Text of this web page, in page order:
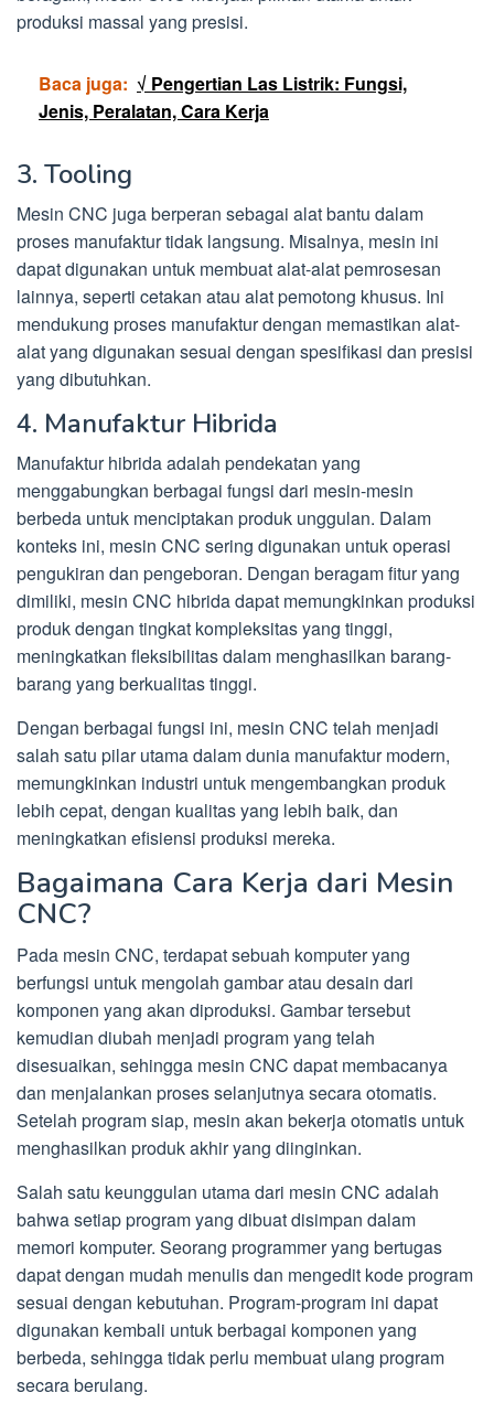
produksi massal yang presisi.
Baca juga: √ Pengertian Las Listrik: Fungsi,
Jenis, Peralatan, Cara Kerja
3. Tooling
Mesin CNC juga berperan sebagai alat bantu dalam
proses manufaktur tidak langsung. Misalnya, mesin ini
dapat digunakan untuk membuat alat-alat pemrosesan
lainnya, seperti cetakan atau alat pemotong khusus. Ini
mendukung proses manufaktur dengan memastikan alat-
alat yang digunakan sesuai dengan spesifikasi dan presisi
yang dibutuhkan.
4. Manufaktur Hibrida
Manufaktur hibrida adalah pendekatan yang
menggabungkan berbagai fungsi dari mesin-mesin
berbeda untuk menciptakan produk unggulan. Dalam
konteks ini, mesin CNC sering digunakan untuk operasi
pengukiran dan pengeboran. Dengan beragam fitur yang
dimiliki, mesin CNC hibrida dapat memungkinkan produksi
produk dengan tingkat kompleksitas yang tinggi,
meningkatkan fleksibilitas dalam menghasilkan barang-
barang yang berkualitas tinggi.
Dengan berbagai fungsi ini, mesin CNC telah menjadi
salah satu pilar utama dalam dunia manufaktur modern,
memungkinkan industri untuk mengembangkan produk
lebih cepat, dengan kualitas yang lebih baik, dan
meningkatkan efisiensi produksi mereka.
Bagaimana Cara Kerja dari Mesin
CNC?
Pada mesin CNC, terdapat sebuah komputer yang
berfungsi untuk mengolah gambar atau desain dari
komponen yang akan diproduksi. Gambar tersebut
kemudian diubah menjadi program yang telah
disesuaikan, sehingga mesin CNC dapat membacanya
dan menjalankan proses selanjutnya secara otomatis.
Setelah program siap, mesin akan bekerja otomatis untuk
menghasilkan produk akhir yang diinginkan.
Salah satu keunggulan utama dari mesin CNC adalah
bahwa setiap program yang dibuat disimpan dalam
memori komputer. Seorang programmer yang bertugas
dapat dengan mudah menulis dan mengedit kode program
sesuai dengan kebutuhan. Program-program ini dapat
digunakan kembali untuk berbagai komponen yang
berbeda, sehingga tidak perlu membuat ulang program
secara berulang.